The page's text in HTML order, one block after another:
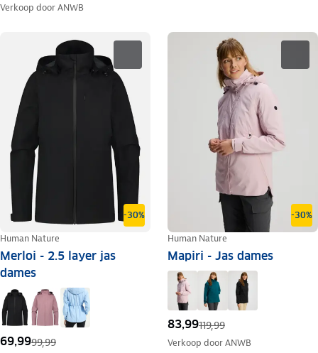
Verkoop doorANWB
-30%
Human Nature
Merloi - 2.5 layer jas
dames
69,9999,99
-30%
Human Nature
Mapiri - Jas dames
83,99119,99
Verkoop doorANWB